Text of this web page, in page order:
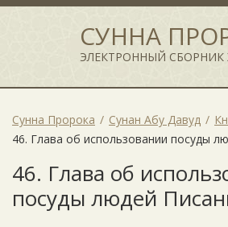
СУННА
ЭЛЕКТРОННЫЙ СБОРНИК
Сунна Пророка Сунан Абу Давуд
46. Глава об использовании посуды
46. Глава об
посуды людей